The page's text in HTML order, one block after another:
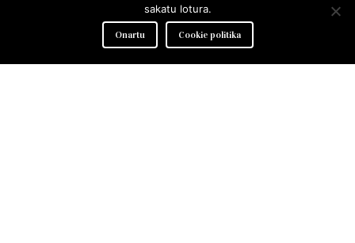
sakatu lotura.
Onartu Cookie politika